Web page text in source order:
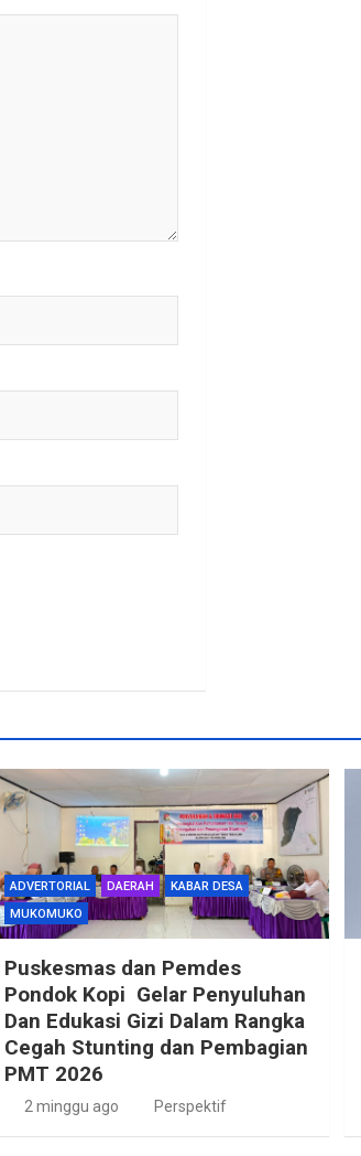
ADVERTORIAL DAERAH
KABAR DESA
MUKOMUKO
Puskesmas dan Pemdes
Pondok Kopi Gelar Penyuluhan
Dan Edukasi Gizi Dalam Rangka
Cegah Stunting dan Pembagian
PMT 2026
2 minggu ago Perspektif